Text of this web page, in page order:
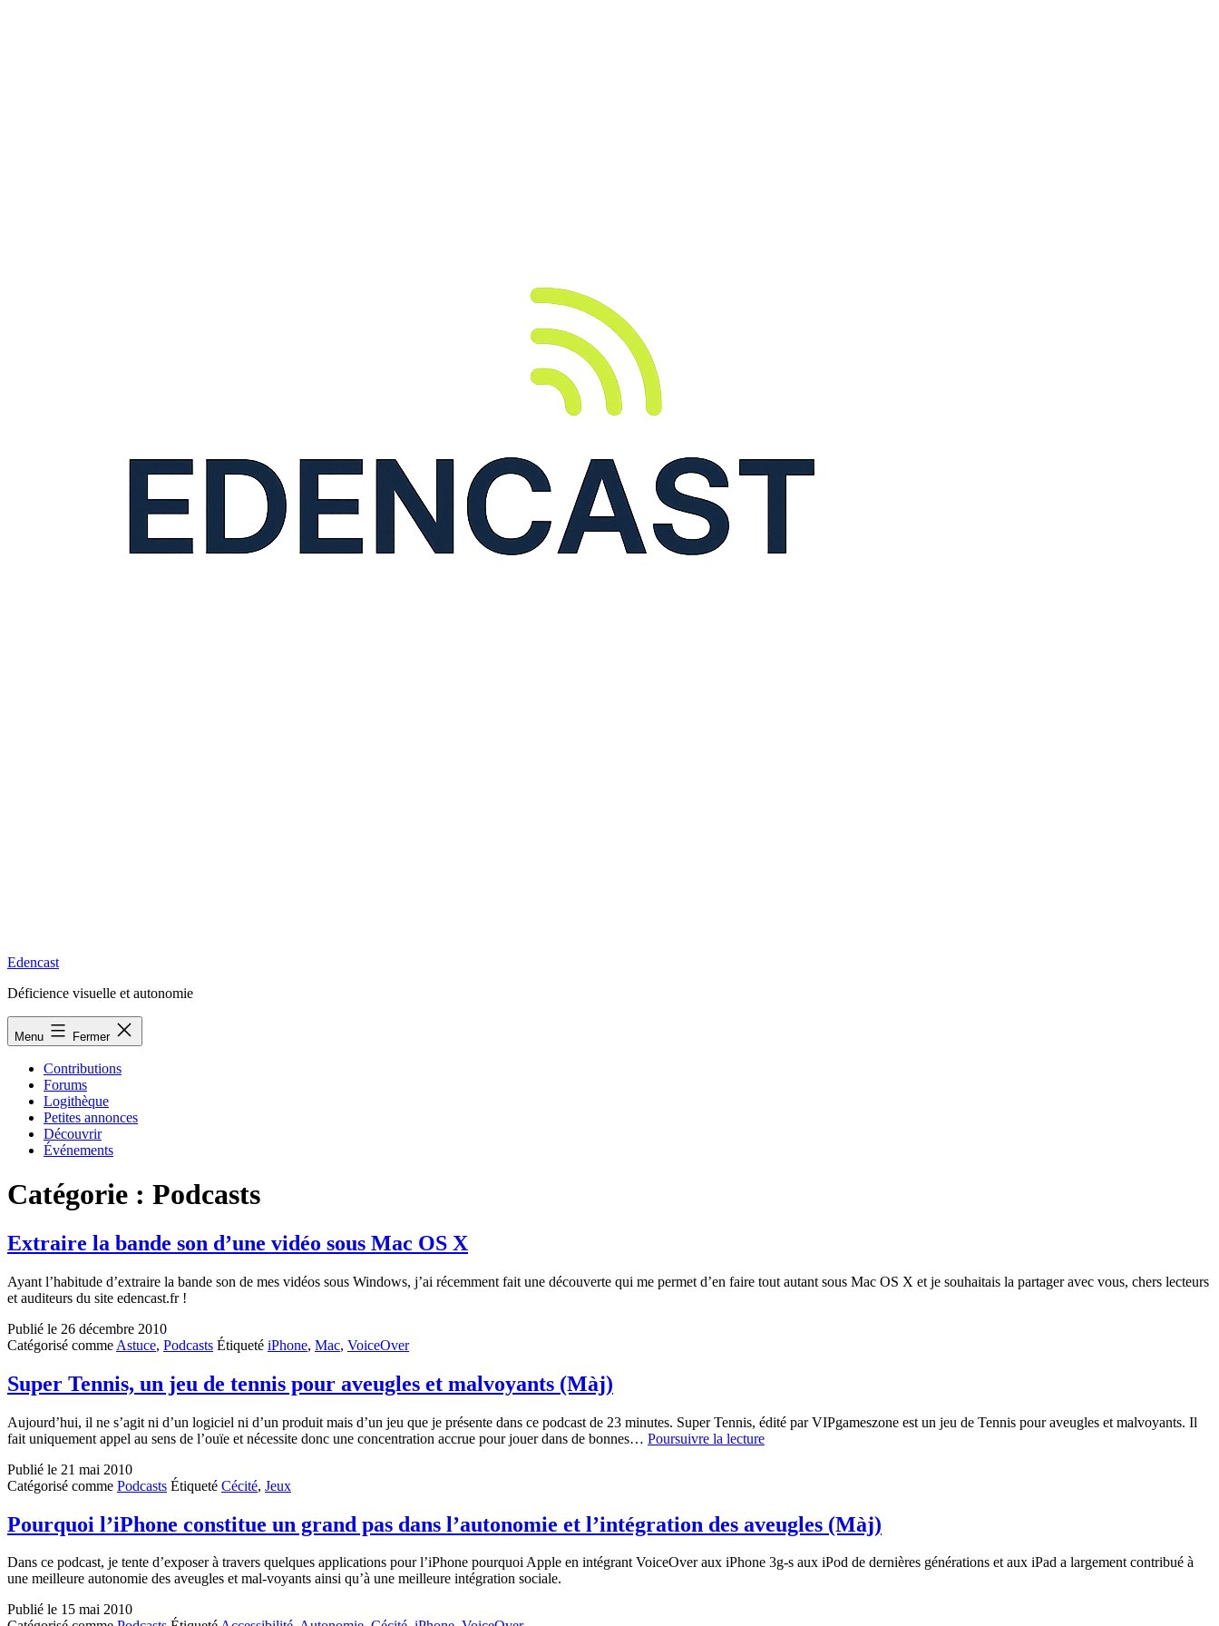
Edencast
Déficience visuelle et autonomie
Menu Fermer
Contributions
Forums
Logithèque
Petites annonces
Découvrir
Événements
Catégorie : Podcasts
Extraire la bande son d’une vidéo sous Mac OS X
Ayant l’habitude d’extraire la bande son de mes vidéos sous Windows, j’ai récemment fait une découverte qui me permet d’en faire tout autant sous Mac OS X et je souhaitais la partager avec vous, chers lecteurs
et auditeurs du site edencast.fr !
Publié le 26 décembre 2010
Catégorisé comme Astuce, Podcasts Étiqueté iPhone, Mac, VoiceOver
Super Tennis, un jeu de tennis pour aveugles et malvoyants (Màj)
Aujourd’hui, il ne s’agit ni d’un logiciel ni d’un produit mais d’un jeu que je présente dans ce podcast de 23 minutes. Super Tennis, édité par VIPgameszone est un jeu de Tennis pour aveugles et malvoyants. Il
fait uniquement appel au sens de l’ouïe et nécessite donc une concentration accrue pour jouer dans de bonnes… Poursuivre la lectureSuper
tennis
pour
et
Publié le 21 mai 2010
Catégorisé comme Podcasts Étiqueté Cécité, Jeux
Pourquoi l’iPhone constitue un grand pas dans l’autonomie et l’intégration des aveugles (Màj)
Dans ce podcast, je tente d’exposer à travers quelques applications pour l’iPhone pourquoi Apple en intégrant VoiceOver aux iPhone 3g-s aux iPod de dernières générations et aux iPad a largement contribué à
une meilleure autonomie des aveugles et mal-voyants ainsi qu’à une meilleure intégration sociale.
Publié le 15 mai 2010